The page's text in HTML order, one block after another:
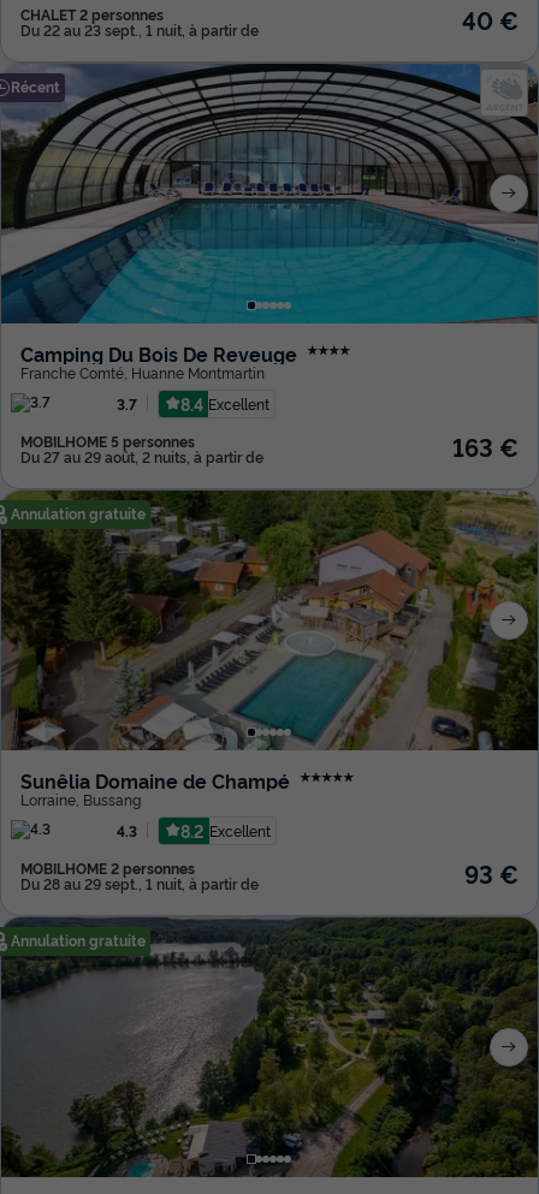
CHALET 2 personnes
Du 22 au 23 sept., 1 nuit, à partir de 40 €
Récent
Camping Du Bois De Reveuge ★★★★
Franche Comté Huanne Montmartin
3.7
8.4 Excellent
MOBILHOME 5 personnes
Du 27 au 29 août, 2 nuits, à partir de 163 €
Annulation gratuite
Sunêlia Domaine de Champé ★★★★★
Lorraine Bussang
4.3
8.2 Excellent
MOBILHOME 2 personnes
Du 28 au 29 sept., 1 nuit, à partir de 93 €
Annulation gratuite